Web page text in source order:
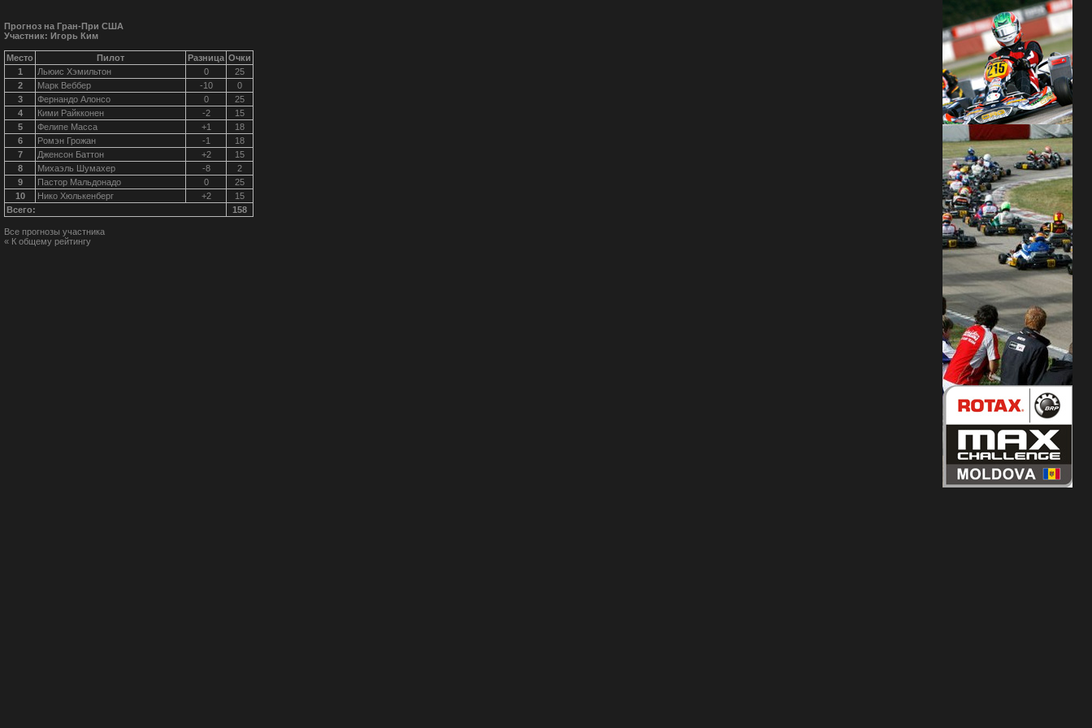
Прогноз на Гран-При США
Участник: Игорь Ким
Место Пилот Разница Очки
1
Льюис Хэмильтон 0
25
2
Марк Веббер -10
0
3
Фернандо Алонсо 0
25
4
Кими Райкконен -2
15
5
Фелипе Масса +1
18
6
Ромэн Грожан -1
18
7
Дженсон Баттон +2
15
8
Михаэль Шумахер -8
2
9
Пастор Мальдонадо 0
25
10
Нико Хюлькенберг +2
15
Всего:
158
Все прогнозы участника
« К общему рейтингу